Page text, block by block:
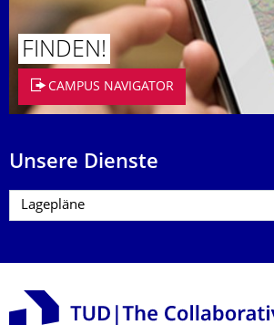
FINDEN!
CAMPUS NAVIGATOR
Unsere Dienste